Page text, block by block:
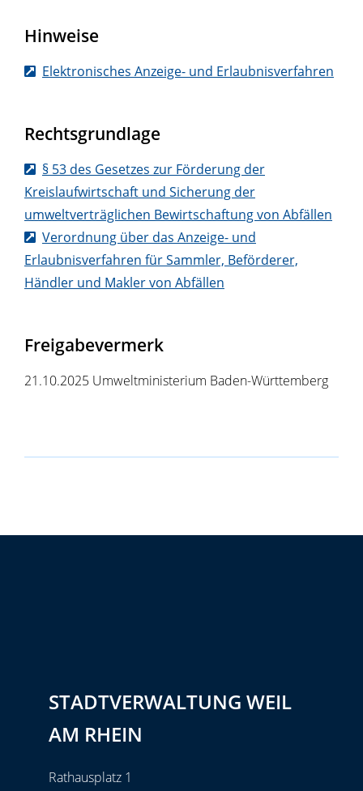
Hinweise
Elektronisches Anzeige- und Erlaubnisverfahren
Rechtsgrundlage
§ 53 des Gesetzes zur Förderung der
Kreislaufwirtschaft und Sicherung der
umweltverträglichen Bewirtschaftung von Abfällen
Verordnung über das Anzeige- und
Erlaubnisverfahren für Sammler, Beförderer,
Händler und Makler von Abfällen
Freigabevermerk
21.10.2025 Umweltministerium Baden-Württemberg
STADTVERWALTUNG WEIL
AM RHEIN
Rathausplatz 1